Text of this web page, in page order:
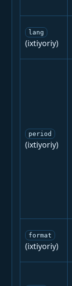
lang
(ixtiyoriy)
period
(ixtiyoriy)
format
(ixtiyoriy)